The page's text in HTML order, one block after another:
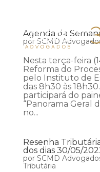
Agenda da
por SCMD
Nesta terça-feira
Reforma do
pelo Instituto de
das 8h30 às
participará do
“Panorama Geral
no...
Resenha
dos dias 30/05/
por SCMD
Tributária